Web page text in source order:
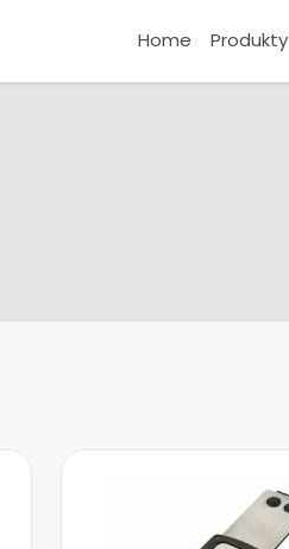
Home Produkty